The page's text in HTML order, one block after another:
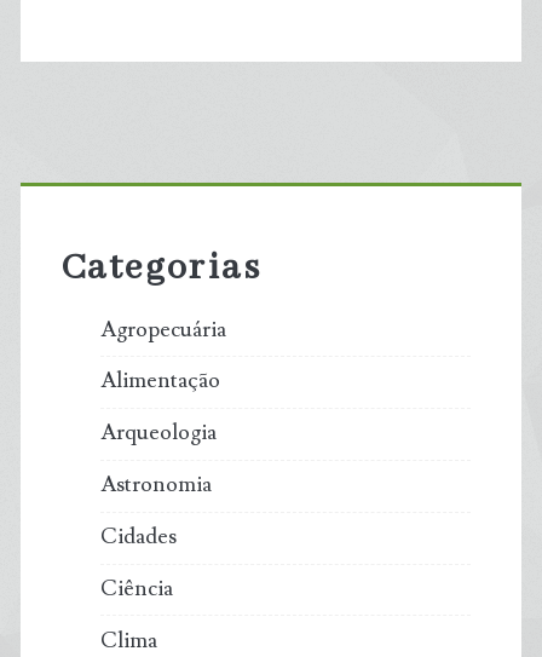
Primary
Sidebar
Categorias
Agropecuária
Alimentação
Arqueologia
Astronomia
Cidades
Ciência
Clima